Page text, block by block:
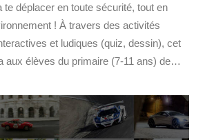
te déplacer en toute sécurité, tout en
! À travers des activités
et ludiques (quiz, dessin), cet
aux élèves du primaire (7-11 ans) de…